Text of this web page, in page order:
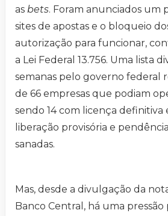
as bets. Foram anunciados um
sites de apostas e o bloqueio
autorização para funcionar,
a Lei Federal 13.756. Uma lista
semanas pelo governo federal
de 66 empresas que podiam
sendo 14 com licença definitiva
liberação provisória e
sanadas.
Mas, desde a divulgação da
Banco Central, há uma pressão